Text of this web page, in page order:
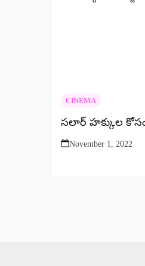
CINEMA
సలార్ హక్కుల
November 1, 2022